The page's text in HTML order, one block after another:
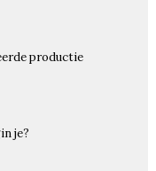
productie
je?